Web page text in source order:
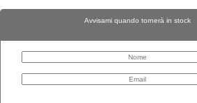
Avvisami quando tornerà in stock